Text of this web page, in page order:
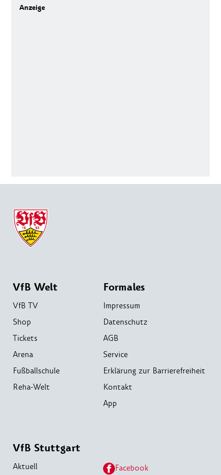
VfB Welt
VfB TV
Shop
Tickets
Arena
Fußballschule
Reha-Welt
Formales
Impressum
Datenschutz
AGB
Service
Erklärung zur Barrierefreiheit
Kontakt
App
VfB Stuttgart
Aktuell Facebook